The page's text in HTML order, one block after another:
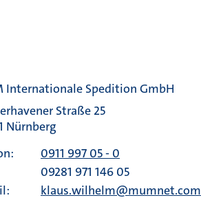
Internationale Spedition GmbH
Straße 25
Nürnberg
0911 997 05 - 0
09281 971 146 05
klaus.wilhelm@mumnet.com